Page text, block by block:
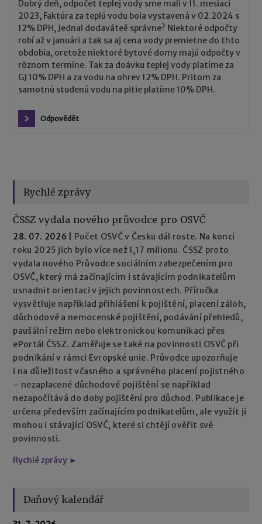
Dobrý deň, odpočet teplej vody sme mali v 11. mesiaci
2023, Faktúra za teplú vodu bola vystavená v 02.2024 s
12% DPH, Jednal dodaváteě správne? Niektoré odpočty
robí až v januári a tak sa aj cena vody premietne do thto
obdobia, oretože niektoré bytové domy majú odpočty v
rôznom termíne. Tak za doávku teplej vody platíme za
GJ 10% DPH a za vodu na ohrev 12% DPH. Pritom za
samotnú studenú vodu na pitie platíme 10% DPH.
Odpovědět
Rychlé zprávy
ČSSZ vydala nového průvodce pro OSVČ
28. 07. 2026
Počet OSVČ v Česku dál roste. Na konci
roku 2025 jich bylo více než 1,17 milionu. ČSSZ proto
vydala nového Průvodce sociálním zabezpečením pro
OSVČ, který má začínajícím i stávajícím podnikatelům
usnadnit orientaci v jejich povinnostech. Příručka
vysvětluje například přihlášení k pojištění, placení záloh,
důchodové a nemocenské pojištění, podávání přehledů,
paušální režim nebo elektronickou komunikaci přes
ePortál ČSSZ. Zaměřuje se také na povinnosti OSVČ při
podnikání v rámci Evropské unie. Průvodce upozorňuje
i na důležitost včasného a správného placení pojistného
– nezaplacené důchodové pojištění se například
nezapočítává do doby pojištění pro důchod. Publikace je
určena především začínajícím podnikatelům, ale využít ji
mohou i stávající OSVČ, které si chtějí ověřit své
povinnosti.
Rychlé zprávy ►
Daňový kalendář